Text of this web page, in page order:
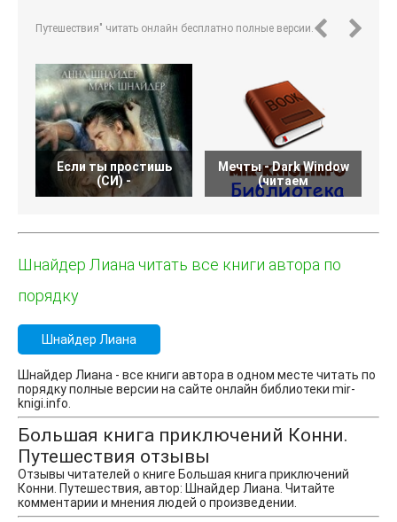
Путешествия" читать онлайн бесплатно полные версии.
Если ты простишь
(СИ) -
Мечты - Dark Window
(читаем
Шнайдер Лиана читать все книги автора по
порядку
Шнайдер Лиана
Шнайдер Лиана - все книги автора в одном месте читать по
порядку полные версии на сайте онлайн библиотеки mir-
knigi.info.
Большая книга приключений Конни.
Путешествия отзывы
Отзывы читателей о книге Большая книга приключений
Конни. Путешествия, автор: Шнайдер Лиана. Читайте
комментарии и мнения людей о произведении.